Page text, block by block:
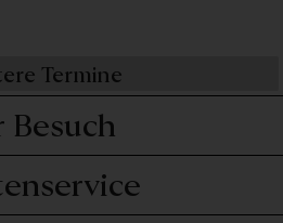
Termine
Besuch